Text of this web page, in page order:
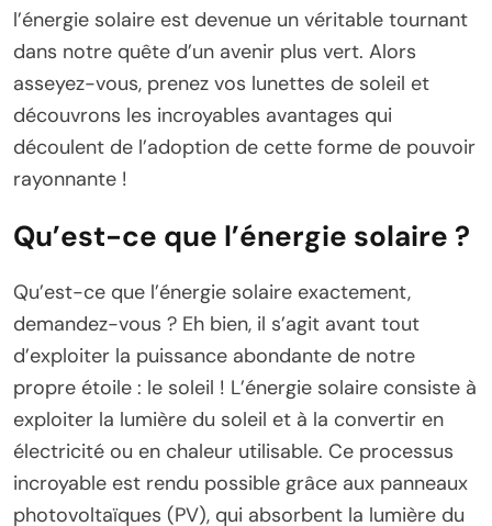
l’énergie solaire est devenue un véritable tournant
dans notre quête d’un avenir plus vert. Alors
asseyez-vous, prenez vos lunettes de soleil et
découvrons les incroyables avantages qui
découlent de l’adoption de cette forme de pouvoir
rayonnante !
Qu’est-ce que l’énergie solaire ?
Qu’est-ce que l’énergie solaire exactement,
demandez-vous ? Eh bien, il s’agit avant tout
d’exploiter la puissance abondante de notre
propre étoile : le soleil ! L’énergie solaire consiste à
exploiter la lumière du soleil et à la convertir en
électricité ou en chaleur utilisable. Ce processus
incroyable est rendu possible grâce aux panneaux
photovoltaïques (PV), qui absorbent la lumière du